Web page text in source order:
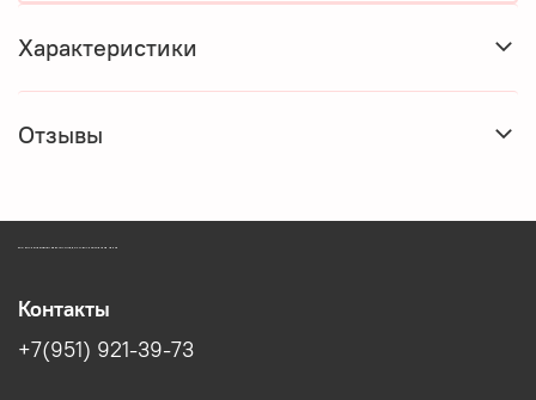
Характеристики
Отзывы
Контакты
+7(951) 921-39-73